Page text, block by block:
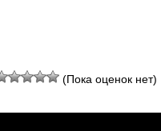
(Пока оценок нет)